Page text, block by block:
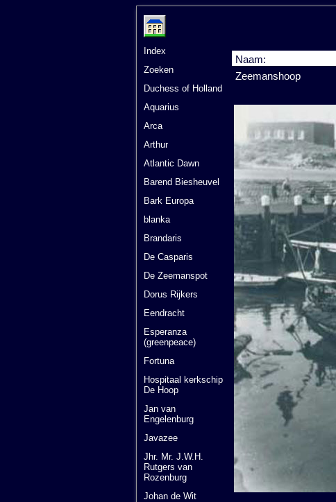
Index
Zoeken
Duchess of Holland
Aquarius
Arca
Arthur
Atlantic Dawn
Barend Biesheuvel
Bark Europa
blanka
Brandaris
De Casparis
De Zeemanspot
Dorus Rijkers
Eendracht
Esperanza
(greenpeace)
Fortuna
Hospitaal kerkschip
De Hoop
Jan van
Engelenburg
Javazee
Jhr. Mr. J.W.H.
Rutgers van
Rozenburg
Johan de Wit
Naam:
Zeemanshoop